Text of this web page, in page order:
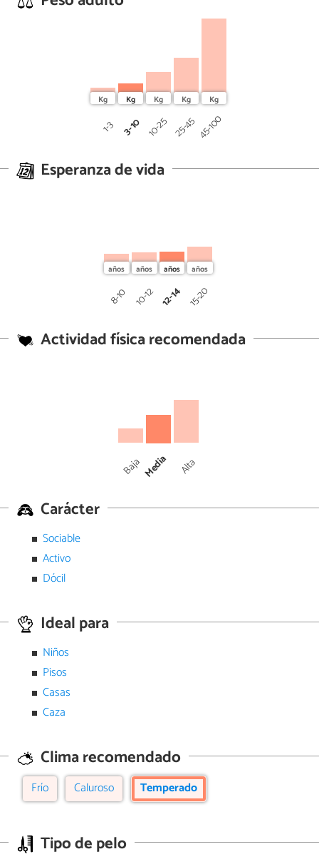
1-3 3-10 10-25 25-45 45-100
Esperanza de vida
8-10 10-12 12-14 15-20
Actividad física recomendada
Baja Media Alta
Carácter
Sociable
Activo
Dócil
Ideal para
Niños
Pisos
Casas
Caza
Clima recomendado
Frío Caluroso Temperado
Tipo de pelo